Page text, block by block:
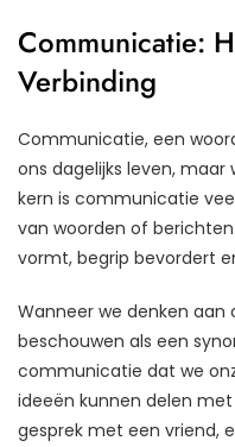
Communicatie:
Verbinding
Communicatie, een
ons dagelijks leven,
kern is communicatie
van woorden of
vormt, begrip bevordert
Wanneer we denken
beschouwen als een
communicatie dat we
ideeën kunnen delen
gesprek met een vriend,